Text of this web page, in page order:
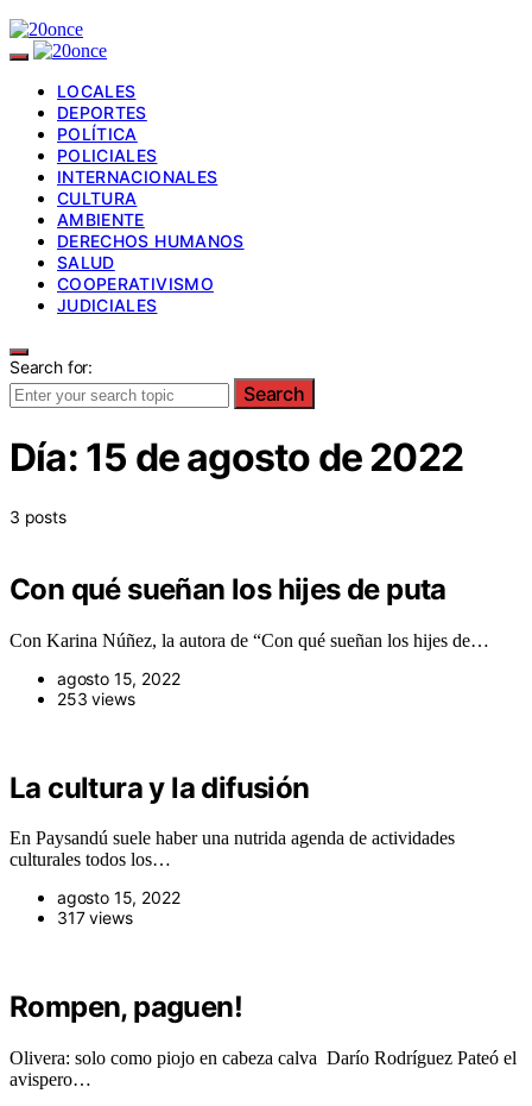
LOCALES
DEPORTES
POLÍTICA
POLICIALES
INTERNACIONALES
CULTURA
AMBIENTE
DERECHOS HUMANOS
SALUD
COOPERATIVISMO
JUDICIALES
Search for:
Search
Día: 15 de agosto de 2022
3 posts
Con qué sueñan los hijes de puta
Con Karina Núñez, la autora de “Con qué sueñan los hijes de…
agosto 15, 2022
253 views
La cultura y la difusión
En Paysandú suele haber una nutrida agenda de actividades
culturales todos los…
agosto 15, 2022
317 views
Rompen, paguen!
Olivera: solo como piojo en cabeza calva Darío Rodríguez Pateó el
avispero…